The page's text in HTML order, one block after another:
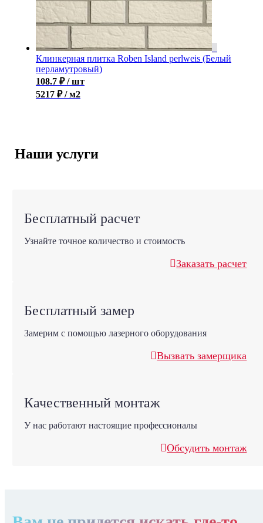
Клинкерная плитка Roben Island perlweis (Белый
перламутровый)
108.7 ₽ / шт
5217 ₽ / м2
Наши услуги
Бесплатный расчет
Узнайте точное количество и стоимость
Заказать расчет
Бесплатный замер
Замерим с помощью лазерного оборудования
Вызвать замерщика
Качественный монтаж
У нас работают настоящие профессионалы
Обсудить монтаж